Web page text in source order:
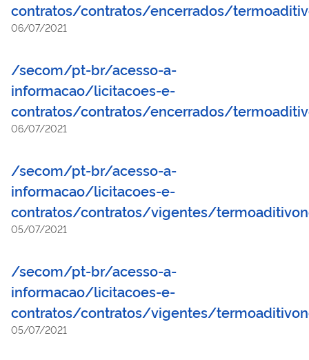
contratos/contratos/encerrados/
06/07/2021
/secom/pt-br/acesso-a-
informacao/licitacoes-e-
contratos/contratos/encerrados/
06/07/2021
/secom/pt-br/acesso-a-
informacao/licitacoes-e-
contratos/contratos/vigentes/
05/07/2021
/secom/pt-br/acesso-a-
informacao/licitacoes-e-
contratos/contratos/vigentes/
05/07/2021